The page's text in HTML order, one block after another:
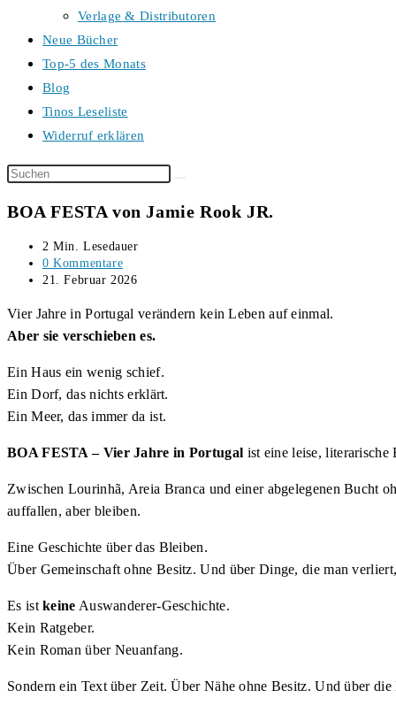
Verlage & Distributoren
Neue Bücher
Top-5 des Monats
Blog
Tinos Leseliste
Widerruf erklären
Diese
durchsuchen
BOA FESTA von Jamie Rook JR.
Lesedauer:
2 Min. Lesedauer
Beitrags-
Kommentare:
0 Kommentare
Beitrag
21. Februar 2026
Vier Jahre in Portugal verändern kein Leben auf einmal.
Aber sie verschieben es.
Ein Haus ein wenig schief.
Ein Dorf, das nichts erklärt.
Ein Meer, das immer da ist.
BOA FESTA – Vier Jahre in Portugal ist eine leise, literarische
Zwischen Lourinhã, Areia Branca und einer abgelegenen Bucht
auffallen, aber bleiben.
Eine Geschichte über das Bleiben.
Über Gemeinschaft ohne Besitz. Und über Dinge, die man
Es istkeine Auswanderer-Geschichte.
Kein Ratgeber.
Kein Roman über Neuanfang.
Sondern ein Text über Zeit. Über Nähe ohne Besitz. Und über